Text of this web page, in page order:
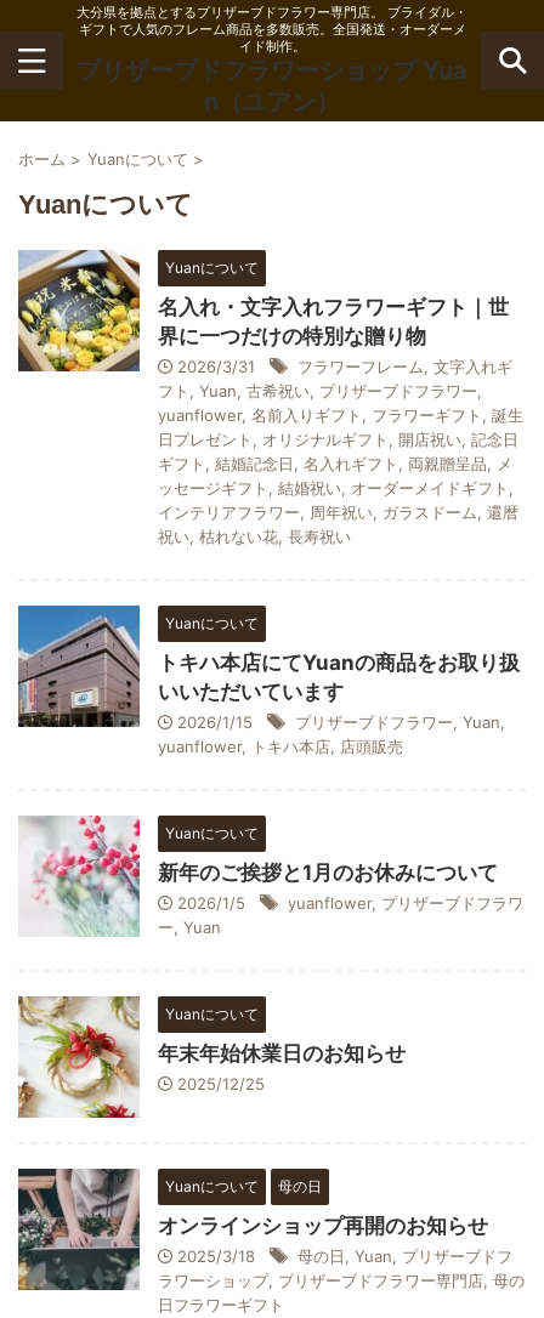
大分県を拠点とするプリザーブドフラワー専門店。 ブライダル・
ギフトで人気のフレーム商品を多数販売。全国発送・オーダーメ
イド制作。
プリザーブドフラワーショップ Yua
n（ユアン）
ホーム > Yuanについて >
Yuanについて
Yuanについて
名入れ・文字入れフラワーギフト｜世
界に一つだけの特別な贈り物
2026/3/31 フラワーフレーム, 文字入れギ
フト , Yuan, 古希祝い, プリザーブドフラワー,
yuanflower, 名前入りギフト , フラワーギフト , 誕生
日プレゼント , オリジナルギフト , 開店祝い, 記念日
ギフト , 結婚記念日, 名入れギフト , 両親贈呈品, メ
ッセージギフト , 結婚祝い, オーダーメイドギフト ,
インテリアフラワー, 周年祝い, ガラスドーム, 還暦
祝い, 枯れない花, 長寿祝い
Yuanについて
トキハ本店にてYuanの商品をお取り扱
いいただいています
2026/1/15 プリザーブドフラワー, Yuan,
yuanflower, トキハ本店, 店頭販売
Yuanについて
新年のご挨拶と1月のお休みについて
2026/1/5 yuanflower, プリザーブドフラワ
ー, Yuan
Yuanについて
年末年始休業日のお知らせ
2025/12/25
Yuanについて 母の日
オンラインショップ再開のお知らせ
2025/3/18 母の日, Yuan, プリザーブドフ
ラワーショップ, プリザーブドフラワー専門店, 母の
日フラワーギフト